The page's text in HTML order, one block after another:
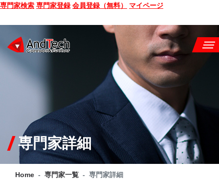
専門家検索 専門家登録 会員登録（無料） マイページ
CONSULTING
SERVICE
COMPANY
Q&A
専門家詳細
Home 専門家一覧 専門家詳細